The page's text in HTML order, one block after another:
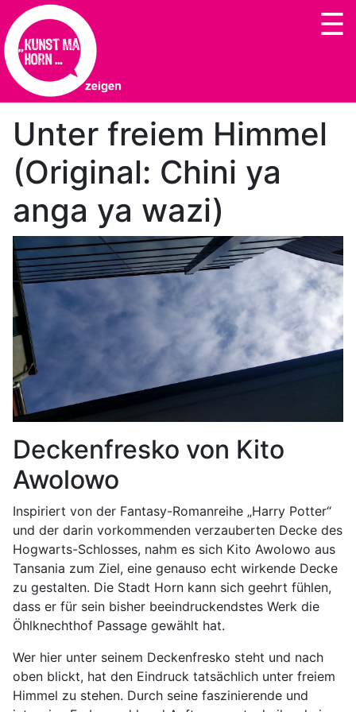
Unter freiem Himmel
(Original: Chini ya
anga ya wazi)
Deckenfresko von Kito
Awolowo
Inspiriert von der Fantasy-Romanreihe „Harry Potter“
und der darin vorkommenden verzauberten Decke des
Hogwarts-Schlosses, nahm es sich Kito Awolowo aus
Tansania zum Ziel, eine genauso echt wirkende Decke
zu gestalten. Die Stadt Horn kann sich geehrt fühlen,
dass er für sein bisher beeindruckendstes Werk die
Öhlknechthof Passage gewählt hat.
Wer hier unter seinem Deckenfresko steht und nach
oben blickt, hat den Eindruck tatsächlich unter freiem
Himmel zu stehen. Durch seine faszinierende und